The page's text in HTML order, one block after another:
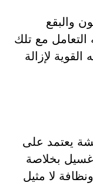
والبقع
التعامل مع تلك
القوية لإزالة
يعتمد على
بخلاصة
لا مثيل